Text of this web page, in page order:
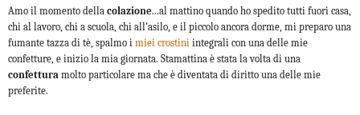
Amo il momento della colazione...al mattino quando ho spedito tutti fuori casa,
chi al lavoro, chi a scuola, chi all’asilo, e il piccolo ancora dorme, mi preparo una
fumante tazza di tè, spalmo i miei crostini integrali con una delle mie
confetture, e inizio la mia giornata. Stamattina è stata la volta di una
confettura molto particolare ma che è diventata di diritto una delle mie
preferite.